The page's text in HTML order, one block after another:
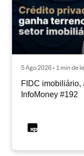
5 Ago 2026 • 1 min de
FIDC imobiliário,
InfoMoney #192